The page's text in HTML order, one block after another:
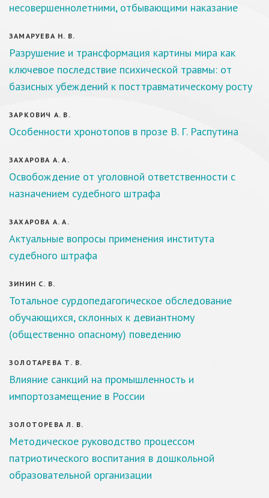
несовершеннолетними, отбывающими наказание
ЗАМАРУЕВА Н. В.
Разрушение и трансформация картины мира как
ключевое последствие психической травмы: от
базисных убеждений к посттравматическому росту
ЗАРКОВИЧ А. В.
Особенности хронотопов в прозе В. Г. Распутина
ЗАХАРОВА А. А.
Освобождение от уголовной ответственности с
назначением судебного штрафа
ЗАХАРОВА А. А.
Актуальные вопросы применения института
судебного штрафа
ЗИНИН С. В.
Тотальное сурдопедагогическое обследование
обучающихся, склонных к девиантному
(общественно опасному) поведению
ЗОЛОТАРЕВА Т. В.
Влияние санкций на промышленность и
импортозамещение в России
ЗОЛОТОРЕВА Л. В.
Методическое руководство процессом
патриотического воспитания в дошкольной
образовательной организации